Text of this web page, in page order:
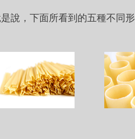
說，下面所看到的五種不同